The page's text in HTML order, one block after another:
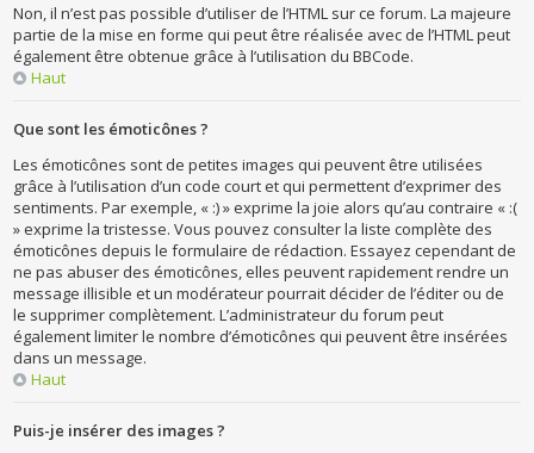
Non, il n’est pas possible d’utiliser de l’HTML sur ce forum. La majeure
partie de la mise en forme qui peut être réalisée avec de l’HTML peut
également être obtenue grâce à l’utilisation du BBCode.
Haut
Que sont les émoticônes ?
Les émoticônes sont de petites images qui peuvent être utilisées
grâce à l’utilisation d’un code court et qui permettent d’exprimer des
sentiments. Par exemple, « :) » exprime la joie alors qu’au contraire « :(
» exprime la tristesse. Vous pouvez consulter la liste complète des
émoticônes depuis le formulaire de rédaction. Essayez cependant de
ne pas abuser des émoticônes, elles peuvent rapidement rendre un
message illisible et un modérateur pourrait décider de l’éditer ou de
le supprimer complètement. L’administrateur du forum peut
également limiter le nombre d’émoticônes qui peuvent être insérées
dans un message.
Haut
Puis-je insérer des images ?